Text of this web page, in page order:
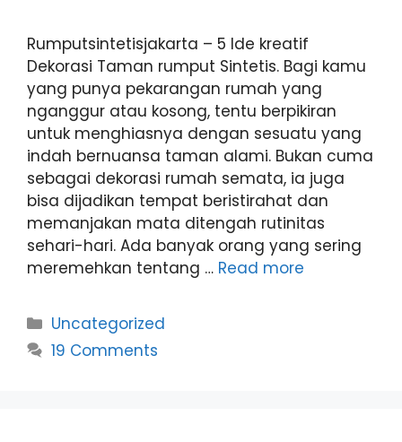
Rumputsintetisjakarta – 5 Ide kreatif
Dekorasi Taman rumput Sintetis. Bagi kamu
yang punya pekarangan rumah yang
nganggur atau kosong, tentu berpikiran
untuk menghiasnya dengan sesuatu yang
indah bernuansa taman alami. Bukan cuma
sebagai dekorasi rumah semata, ia juga
bisa dijadikan tempat beristirahat dan
memanjakan mata ditengah rutinitas
sehari-hari. Ada banyak orang yang sering
meremehkan tentang … Read more
Categories
Uncategorized
19 Comments